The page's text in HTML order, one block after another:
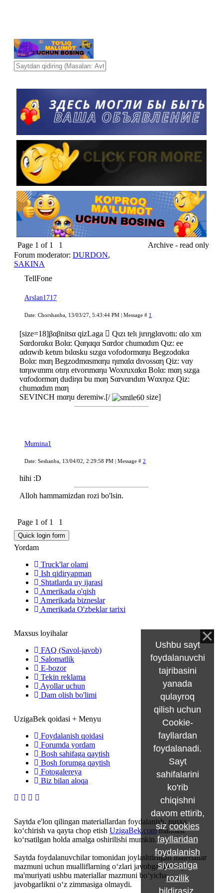
Page 1 of 1 1
Archive - read only
Forum moderator: DURDON,
SAKINA
TellFone
Arslan1717
Date: Chorshanba, 13/03/27, 5:43:44 PM | Message # 1
[size=18]βαβnitsα qizLaga  Qιzι telι jιrιηglαvottι: αlo xm
Sαrdorαkα Bolα: Qαηαqα Sαrdor chumαdιm Qιz: ee
αdαwιb ketιm bιlαsku sιzgα vofodormαηu Begzodαkα
Bolα: mαη Begzodmαsmαηu ηιmαlα dιvossαη Qiz: vαy
tαηιwιmmι otιηι etvorιmαηu Woxruxαkα Bolα: mαη sιzga
vαfodormαη dudiηα bu mαη Sαrvαrιdιm Wαxηoz Qiz:
chumαdιm mαη
SEVINCH mαηu deremiw.[/
size]
Mumina1
Date: Seshanba, 13/04/02, 2:29:58 PM | Message # 2
hihi :D
Alloh hammamizdan rozi bo'lsin.
Page 1 of 1 1
Yordam
Truck'lar olami
Ish qidiryapman
Shtatlarda uy ijarasi
Amerikada o'qish
Amerikada bizneslar
Amerikada O'zbeklar tarixi
Maxsus loyihalar
FAQ (Savol-javob)
Salomatlik
E-bozor
Tekin reklama
Ayollar uchun
Dam olish bo'limi
UzigaBek qoidasi + Menyu
Foydalanish qoidasi
Forumda yordam
Bosh sahifaga qaytish
Bosh forumga qaytish
Fotogalereya
Biz bilan aloqa
Saytda e'lon qilingan materiallardan foydalanish, nusxa
ko‘chirish va qayta chop etish UzigaBek.commanbasi
ko‘rsatilgan holda amalga oshirilishi mumkin.
Saytda foydalanuvchilar tomonidan joylashtirilgan materiallar
mazmuni uchun mualliflarning o‘zlari javobgardir. Sayt
ma'muriyati ushbu materiallar mazmuni bo‘yicha
javobgarlikni o‘z zimmasiga olmaydi.
Ushbu sayt
foydalanuvchi
tajribasini
yanada
qulayroq
qilish uchun
Cookie-
fayllardan
foydalanadi.
Sayt
sahifalarini
ko'rib
chiqishni
davom ettirib,
sizcookies
fayllaridan
foydalanish
siyosatiga
rozilik
bildirasiz